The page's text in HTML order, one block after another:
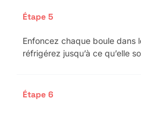
Étape 5
Enfoncez chaque boule dans
réfrigérez jusqu’à ce qu’elle
Étape 6